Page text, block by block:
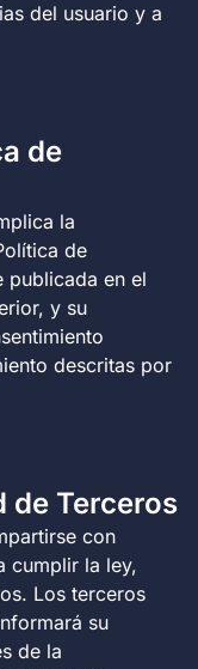
del usuario y a
de
la
de
publicada en el
y su
descritas por
de Terceros
con
cumplir la ley,
Los terceros
su
de la